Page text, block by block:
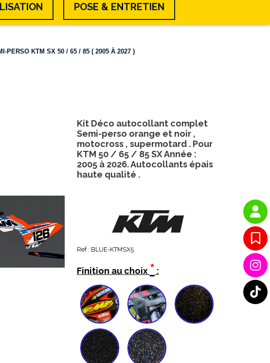
POSE & ENTRETIEN
PERSO KTM SX 50 / 65 / 85 ( 2005 À 2027 )
Ref : BLUE-KTMSX5
Finition au choix * :
Kit Déco autocollant complet
Semi-perso orange et noir ,
motocross , supermotard . Pour
KTM 50 / 65 / 85 SX Année :
2005 à 2026. Autocollants épais
haute qualité .